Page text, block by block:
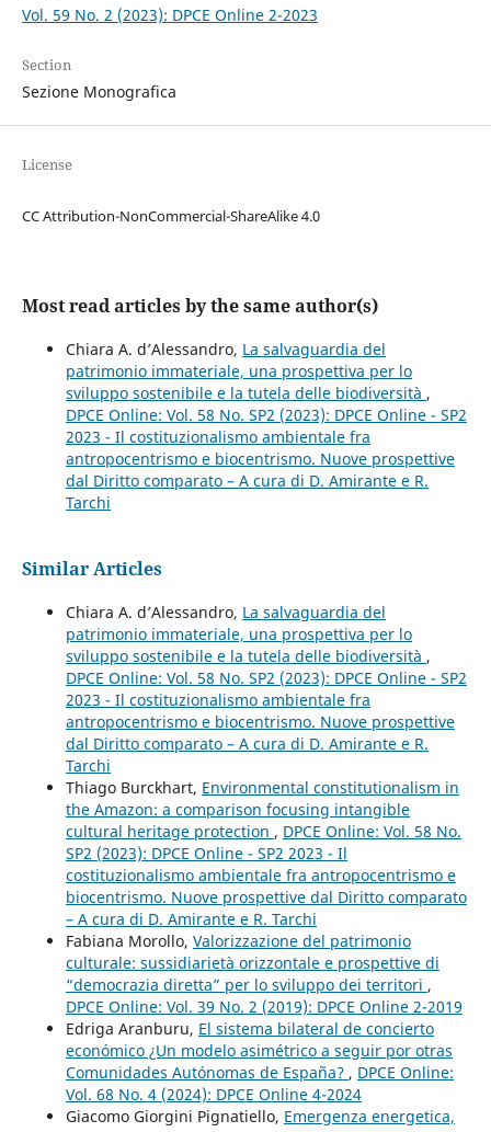
Vol. 59 No. 2 (2023): DPCE Online 2-2023
Section
Sezione Monografica
License
CC Attribution-NonCommercial-ShareAlike 4.0
Most read articles by the same author(s)
Chiara A. d’Alessandro, La salvaguardia del
patrimonio immateriale, una prospettiva per lo
sviluppo sostenibile e la tutela delle biodiversità ,
DPCE Online: Vol. 58 No. SP2 (2023): DPCE Online - SP2
2023 - Il costituzionalismo ambientale fra
antropocentrismo e biocentrismo. Nuove prospettive
dal Diritto comparato – A cura di D. Amirante e R.
Tarchi
Similar Articles
Chiara A. d’Alessandro, La salvaguardia del
patrimonio immateriale, una prospettiva per lo
sviluppo sostenibile e la tutela delle biodiversità ,
DPCE Online: Vol. 58 No. SP2 (2023): DPCE Online - SP2
2023 - Il costituzionalismo ambientale fra
antropocentrismo e biocentrismo. Nuove prospettive
dal Diritto comparato – A cura di D. Amirante e R.
Tarchi
Thiago Burckhart, Environmental constitutionalism in
the Amazon: a comparison focusing intangible
cultural heritage protection , DPCE Online: Vol. 58 No.
SP2 (2023): DPCE Online - SP2 2023 - Il
costituzionalismo ambientale fra antropocentrismo e
biocentrismo. Nuove prospettive dal Diritto comparato
– A cura di D. Amirante e R. Tarchi
Fabiana Morollo, Valorizzazione del patrimonio
culturale: sussidiarietà orizzontale e prospettive di
“democrazia diretta” per lo sviluppo dei territori ,
DPCE Online: Vol. 39 No. 2 (2019): DPCE Online 2-2019
Edriga Aranburu, El sistema bilateral de concierto
económico ¿Un modelo asimétrico a seguir por otras
Comunidades Autónomas de España? , DPCE Online:
Vol. 68 No. 4 (2024): DPCE Online 4-2024
Giacomo Giorgini Pignatiello, Emergenza energetica,